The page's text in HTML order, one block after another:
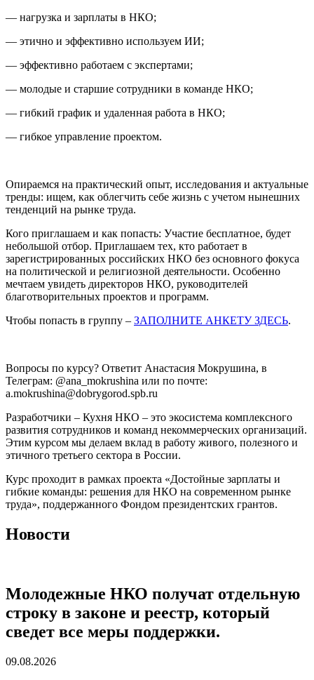
— нагрузка и зарплаты в НКО;
— этично и эффективно используем ИИ;
— эффективно работаем с экспертами;
— молодые и старшие сотрудники в команде НКО;
— гибкий график и удаленная работа в НКО;
— гибкое управление проектом.
Опираемся на практический опыт, исследования и актуальные
тренды: ищем, как облегчить себе жизнь с учетом нынешних
тенденций на рынке труда.
Кого приглашаем и как попасть: Участие бесплатное, будет
небольшой отбор. Приглашаем тех, кто работает в
зарегистрированных российских НКО без основного фокуса
на политической и религиозной деятельности. Особенно
мечтаем увидеть директоров НКО, руководителей
благотворительных проектов и программ.
Чтобы попасть в группу – ЗАПОЛНИТЕ АНКЕТУ ЗДЕСЬ.
Вопросы по курсу? Ответит Анастасия Мокрушина, в
Телеграм: @ana_mokrushina или по почте:
a.mokrushina@dobrygorod.spb.ru
Разработчики – Кухня НКО – это экосистема комплексного
развития сотрудников и команд некоммерческих организаций.
Этим курсом мы делаем вклад в работу живого, полезного и
этичного третьего сектора в России.
Курс проходит в рамках проекта «Достойные зарплаты и
гибкие команды: решения для НКО на современном рынке
труда», поддержанного Фондом президентских грантов.
Новости
Молодежные НКО получат отдельную
строку в законе и реестр, который
сведет все меры поддержки.
09.08.2026